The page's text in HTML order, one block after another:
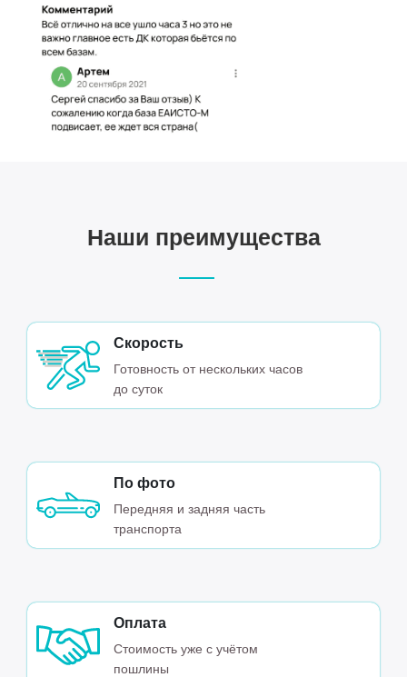
Наши преимущества
Скорость
Готовность от нескольких часов
до суток
По фото
Передняя и задняя часть
транспорта
Оплата
Стоимость уже с учётом
пошлины